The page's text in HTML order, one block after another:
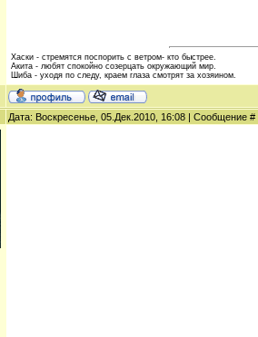
Хаски - стремятся поспорить с ветром- кто быстрее.
Акита - любят спокойно созерцать окружающий мир.
Шиба - уходя по следу, краем глаза смотрят за хозяином.
Дата: Воскресенье, 05.Дек.2010, 16:08 | Сообщение #